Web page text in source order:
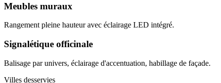
Meubles muraux
Rangement pleine hauteur avec éclairage LED intégré.
Signalétique officinale
Balisage par univers, éclairage d'accentuation, habillage de façade.
Villes desservies